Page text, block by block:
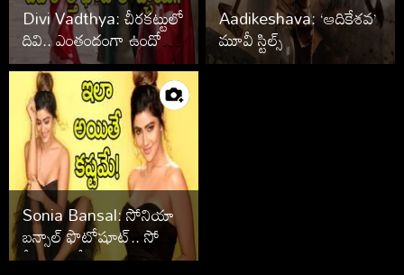
Divi Vadthya: చీరకట్టులో
దివి.. ఎంతందంగా ఉందో
చూశారా?
Aadikeshava: ‘ఆదికేశవ’
మూవీ స్టిల్స్
Sonia Bansal: సోనియా
బన్సాల్ ఫొటోషూట్.. సోషల్
మీడియా షేక్